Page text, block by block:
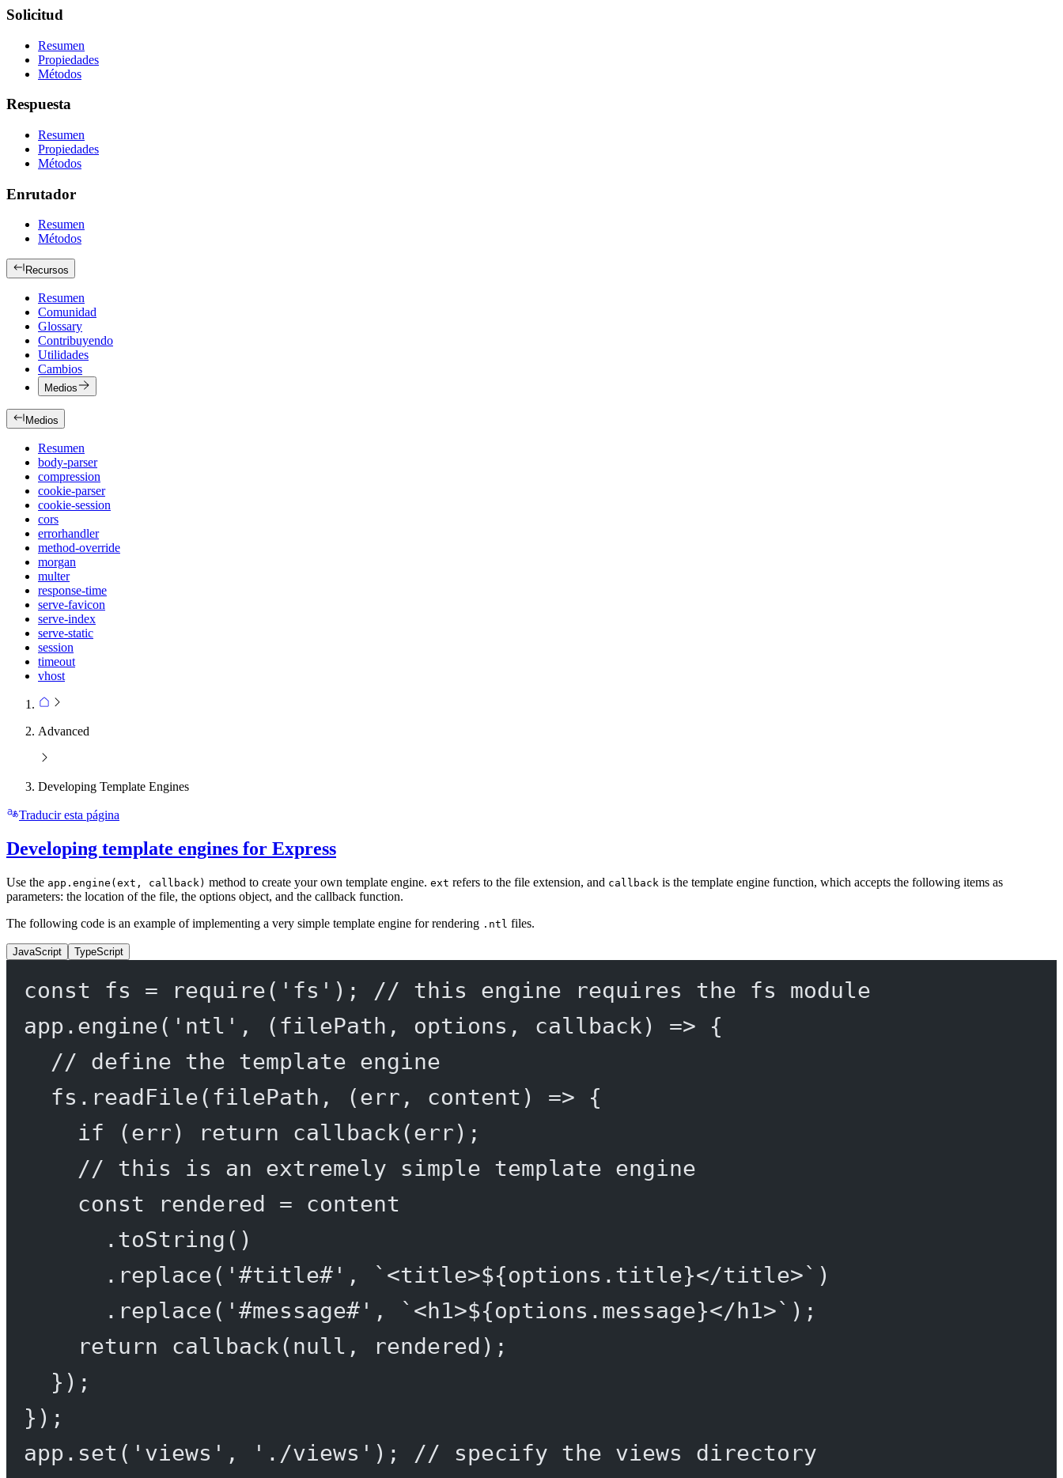
Solicitud
Resumen
Propiedades
Métodos
Respuesta
Resumen
Propiedades
Métodos
Enrutador
Resumen
Métodos
Recursos
Resumen
Comunidad
Glossary
Contribuyendo
Utilidades
Cambios
Medios
Medios
Resumen
body-parser
compression
cookie-parser
cookie-session
cors
errorhandler
method-override
morgan
multer
response-time
serve-favicon
serve-index
serve-static
session
timeout
vhost
Advanced
Developing Template Engines
Traducir esta página
Developing template engines for Express
Use the app.engine(ext, callback) method to create your own template engine. ext refers to the file extension, and callback is the template engine function, which accepts the following items as
parameters: the location of the file, the options object, and the callback function.
The following code is an example of implementing a very simple template engine for rendering .ntl files.
JavaScript TypeScript
const fs = require( 'fs' );
// this engine requires the fs module
app. engine( 'ntl' , ( filePath , options , callback) => {
// define the template engine
fs. readFile(filePath, (err , content ) => {
if (err) return callback(err);
// this is an extremely simple template engine
const
rendered = content
. toString ()
. replace( '#title#' , `<title>${options . title}</title>` )
. replace( '#message#' , `<h1>${options . message}</h1>` );
return
callback( null , rendered);
});
});
app. set ( 'views' , './views' );
// specify the views directory